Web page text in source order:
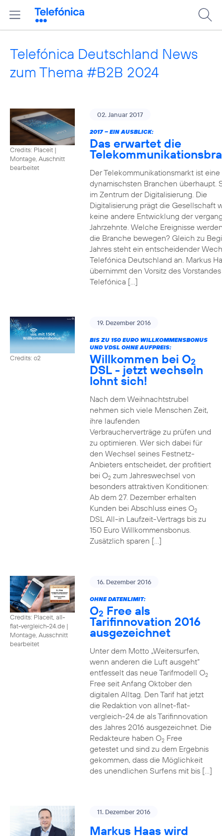
Telefónica Deutschland News
zum Thema #B2B 2024
Credits: Placeit |
Montage, Auschnitt
bearbeitet
02. Januar 2017
2017 – EIN AUSBLICK:
Das erwartet die
Der Telekommunikationsmarkt ist eine
dynamischsten Branchen überhaupt.
im Zentrum der Digitalisierung. Die
Digitalisierung prägt die Gesellschaft
keine andere Entwicklung der
Jahrzehnte. Welche Ereignisse
die Branche bewegen? Gleich zu
Jahres steht ein entscheidender
Telefónica Deutschland an. Markus
übernimmt den Vorsitz des
Telefónica […]
Credits: o2
19. Dezember 2016
BIS ZU 150 EURO WILLKOMMENSBONUS
UND VDSL OHNE AUFPREIS:
Willkommen bei O2
DSL - jetzt wechseln
lohnt sich!
Nach dem Weihnachtstrubel
nehmen sich viele Menschen Zeit,
ihre laufenden
Verbraucherverträge zu prüfen und
zu optimieren. Wer sich dabei für
den Wechsel seines Festnetz-
Anbieters entscheidet, der profitiert
bei O2zum Jahreswechsel von
besonders attraktiven Konditionen:
Ab dem 27. Dezember erhalten
Kunden bei Abschluss eines O2
DSL All-in Laufzeit-Vertrags bis zu
150 Euro Willkommensbonus.
Zusätzlich sparen […]
Credits: Placeit, all-
flat-vergleich-24.de |
Montage, Ausschnitt
bearbeitet
16. Dezember 2016
OHNE DATENLIMIT:
O2 Free als
Tarifinnovation 2016
ausgezeichnet
Unter dem Motto „Weitersurfen,
wenn anderen die Luft ausgeht“
entfesselt das neue Tarifmodell O2
Free seit Anfang Oktober den
digitalen Alltag. Den Tarif hat jetzt
die Redaktion von allnet-flat-
vergleich-24.de als Tarifinnovation
des Jahres 2016 ausgezeichnet. Die
Redakteure haben O2Free
getestet und sind zu dem Ergebnis
gekommen, dass die Möglichkeit
des unendlichen Surfens mit bis […]
11. Dezember 2016
Markus Haas wird